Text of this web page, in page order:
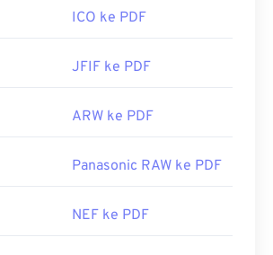
ICO ke PDF
JFIF ke PDF
ARW ke PDF
Panasonic RAW ke PDF
NEF ke PDF